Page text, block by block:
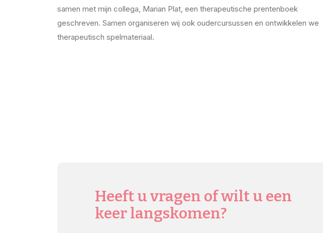
samen met mijn collega, Marian Plat, een therapeutische prentenboek
geschreven. Samen organiseren wij ook oudercursussen en ontwikkelen we
therapeutisch spelmateriaal.
Heeft u vragen of wilt u een
keer langskomen?